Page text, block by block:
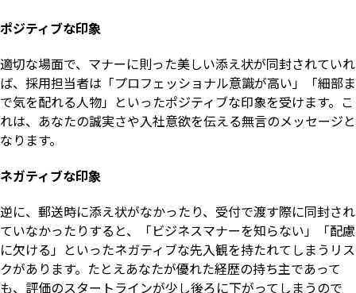
ポジティブな印象
適切な場面で、マナーに則った美しい添え状が同封されていれ
ば、採用担当者は「プロフェッショナル意識が高い」「細部ま
で気を配れる人物」といったポジティブな印象を受けます。こ
れは、あなたの誠実さや入社意欲を伝える無言のメッセージと
なります。
ネガティブな印象
逆に、郵送時に添え状がなかったり、受付で渡す際に同封され
ていなかったりすると、「ビジネスマナーを知らない」「配慮
に欠ける」といったネガティブな先入観を持たれてしまうリス
クがあります。たとえあなたが優れた経歴の持ち主であって
も、評価のスタートラインが少し後ろに下がってしまうので